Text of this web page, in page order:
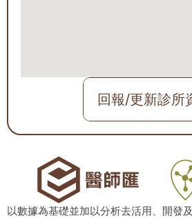
回報/更新診所
以數據為基礎並加以分析去活用、開發